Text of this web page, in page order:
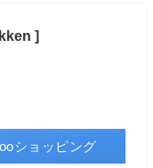
]
ショッピング